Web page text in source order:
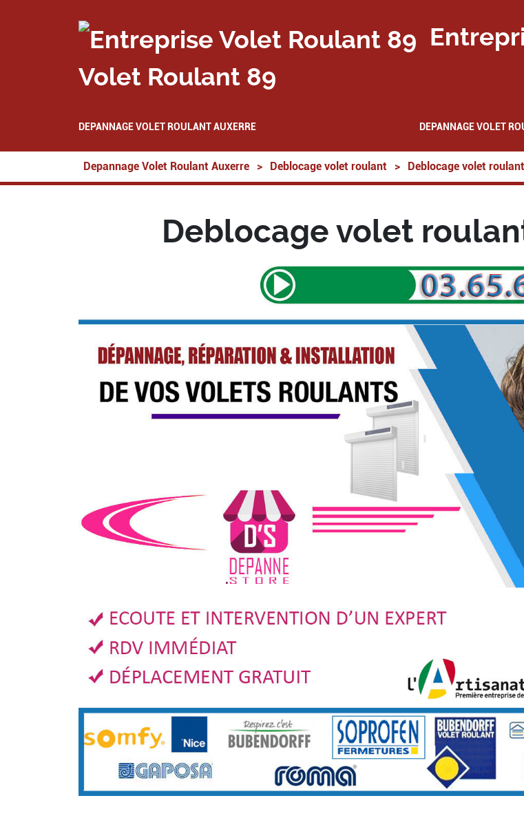
Volet Roulant 89
DEPANNAGE VOLET ROULANT AUXERRE DEPANNAGE VOLET
Depannage Volet Roulant Auxerre > Deblocage volet roulant > Deblocage volet
Deblocage volet